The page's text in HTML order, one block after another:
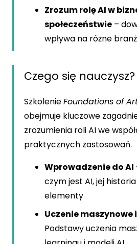
Zrozum rolę AI w
społeczeństwie –
wpływa na różne
Czego się nauczysz?
SzkolenieFoundations of
obejmuje kluczowe
zrozumienia roli AI we
praktycznych zastosowań.
Wprowadzenie do AI
czym jest AI, jej
elementy
Uczenie maszynowe
Podstawy uczenia